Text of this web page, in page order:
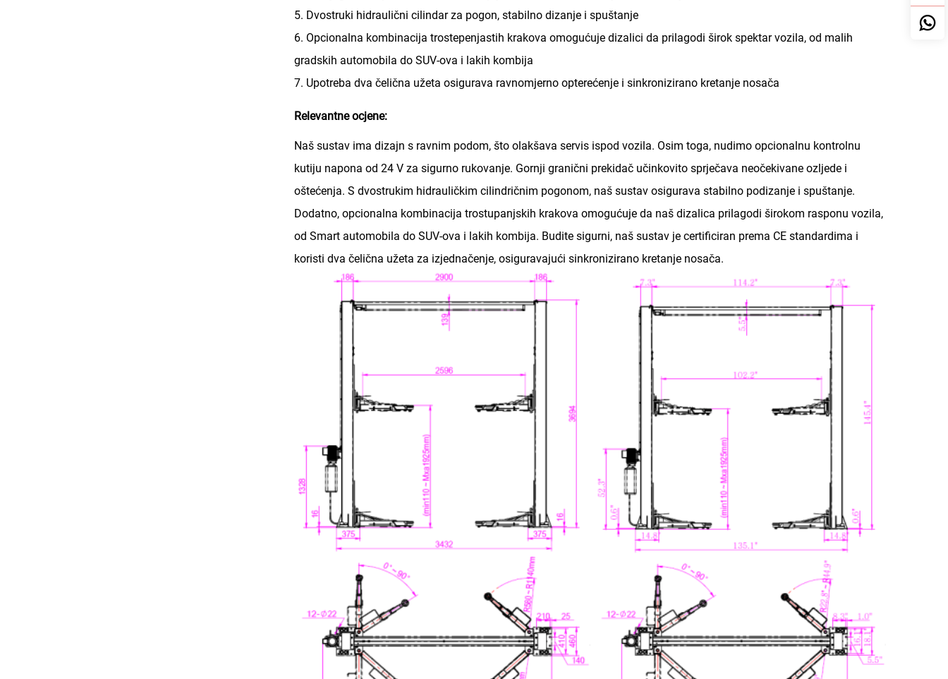
5. Dvostruki hidraulični cilindar za pogon, stabilno dizanje i spuštanje
6. Opcionalna kombinacija trostepenjastih krakova omogućuje dizalici da prilagodi širok spektar vozila, od malih
gradskih automobila do SUV-ova i lakih kombija
7. Upotreba dva čelična užeta osigurava ravnomjerno opterećenje i sinkronizirano kretanje nosača
Relevantne ocjene:
Naš sustav ima dizajn s ravnim podom, što olakšava servis ispod vozila. Osim toga, nudimo opcionalnu kontrolnu
kutiju napona od 24 V za sigurno rukovanje. Gornji granični prekidač učinkovito sprječava neočekivane ozljede i
oštećenja. S dvostrukim hidrauličkim cilindričnim pogonom, naš sustav osigurava stabilno podizanje i spuštanje.
Dodatno, opcionalna kombinacija trostupanjskih krakova omogućuje da naš dizalica prilagodi širokom rasponu vozila,
od Smart automobila do SUV-ova i lakih kombija. Budite sigurni, naš sustav je certificiran prema CE standardima i
koristi dva čelična užeta za izjednačenje, osiguravajući sinkronizirano kretanje nosača.